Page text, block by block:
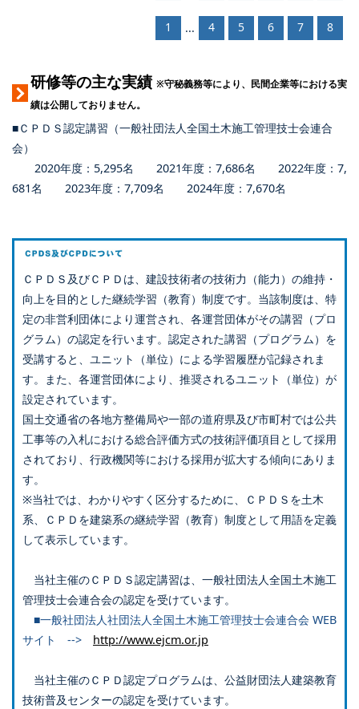
1 ... 4 5 6 7 8
研修等の主な実績 ※守秘義務等により、民間企業等における実
績は公開しておりません。
■ＣＰＤＳ認定講習（一般社団法人全国土木施工管理技士会連合
会）
2020年度：5,295名 2021年度：7,686名 2022年度：7,
681名 2023年度：7,709名 2024年度：7,670名
ＣＰＤＳ及びＣＰＤは、建設技術者の技術力（能力）の維持・
向上を目的とした継続学習（教育）制度です。当該制度は、特
定の非営利団体により運営され、各運営団体がその講習（プロ
グラム）の認定を行います。認定された講習（プログラム）を
受講すると、ユニット（単位）による学習履歴が記録されま
す。また、各運営団体により、推奨されるユニット（単位）が
設定されています。
国土交通省の各地方整備局や一部の道府県及び市町村では公共
工事等の入札における総合評価方式の技術評価項目として採用
されており、行政機関等における採用が拡大する傾向にありま
す。
※当社では、わかりやすく区分するために、ＣＰＤＳを土木
系、ＣＰＤを建築系の継続学習（教育）制度として用語を定義
して表示しています。
当社主催のＣＰＤＳ認定講習は、一般社団法人全国土木施工
管理技士会連合会の認定を受けています。
■一般社団法人社団法人全国土木施工管理技士会連合会 WEB
サイト --> http://www.ejcm.or.jp
当社主催のＣＰＤ認定プログラムは、公益財団法人建築教育
技術普及センターの認定を受けています。